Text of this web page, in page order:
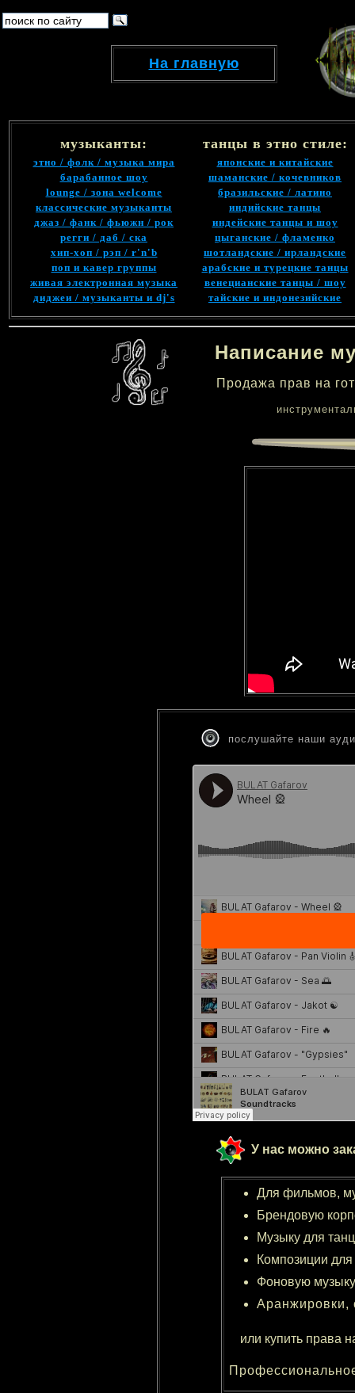
На главную
музыканты:
этно / фолк / музыка мира
барабанное шоу
lounge / зона welcome
классические музыканты
джаз / фанк / фьюжн / рок
регги / даб / ска
хип-хоп / рэп / r'n'b
поп и кавер группы
живая электронная музыка
диджеи / музыканты и dj's
танцы в этно стиле:
японские и китайские
шаманские / кочевников
бразильские / латино
индийские танцы
индейские танцы и шоу
цыганские / фламенко
шотландские / ирландские
арабские и турецкие танцы
венецианские танцы / шоу
тайские и индонезийские
Написание
Продажа прав на
послушайте наши
У нас можно
Для фильмов,
Брендовую
Музыку для
Композиции
Фоновую
Аранжировки,
или купить права